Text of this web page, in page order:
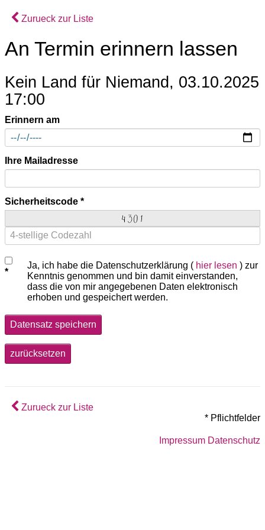
Zurueck zur Liste
An Termin erinnern lassen
Kein Land für Niemand, 03.10.2025
17:00
Erinnern am
Ihre Mailadresse
Sicherheitscode
Ja, ich habe die Datenschutzerklärung ( hier lesen ) zur
Kenntnis genommen und bin damit einverstanden,
dass die von mir angegebenen Daten elektronisch
erhoben und gespeichert werden.
Datensatz speichern
zurücksetzen
Zurueck zur Liste
* Pflichtfelder
Impressum Datenschutz